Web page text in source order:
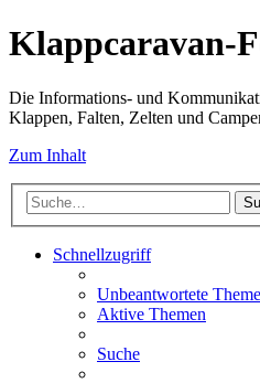
Klappcaravan-
Die Informations- und
Klappen, Falten, Zelten und
Zum Inhalt
Schnellzugriff
Unbeantwortete
Aktive Themen
Suche